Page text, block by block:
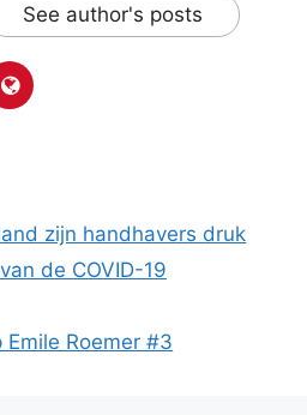
See author's posts
zijn handhavers druk
de COVID-19
Roemer #3